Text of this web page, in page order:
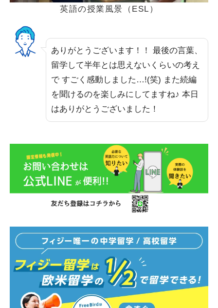
英語の授業風景（ESL）
ありがとうございます！！ 最後の言葉、
留学して半年とは思えないくらいの考え
で すごく感動しました…!(笑) また続編
を聞けるのを楽しみにしてますね♪ 本日
はありがとうございました！